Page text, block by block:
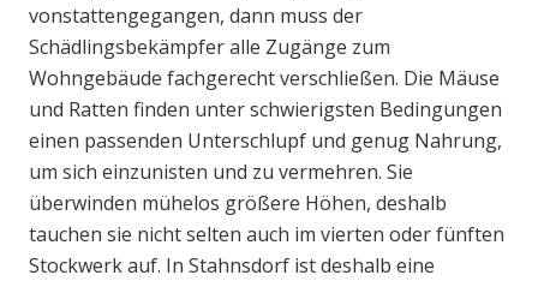
vonstattengegangen, dann muss der
Schädlingsbekämpfer alle Zugänge zum
Wohngebäude fachgerecht verschließen. Die Mäuse
und Ratten finden unter schwierigsten Bedingungen
einen passenden Unterschlupf und genug Nahrung,
um sich einzunisten und zu vermehren. Sie
überwinden mühelos größere Höhen, deshalb
tauchen sie nicht selten auch im vierten oder fünften
Stockwerk auf. In Stahnsdorf ist deshalb eine